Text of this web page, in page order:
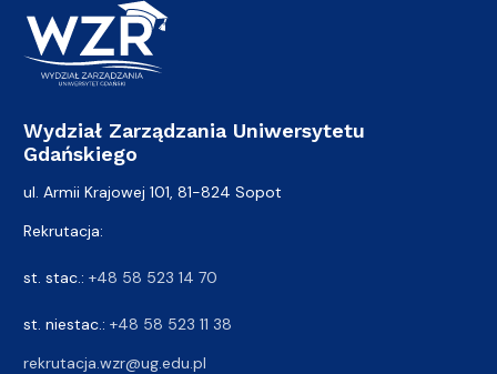
Wydział Zarządzania Uniwersytetu
Gdańskiego
ul. Armii Krajowej 101, 81-824 Sopot
Rekrutacja:
st. stac.: +48 58 523 14 70
st. niestac.: +48 58 523 11 38
rekrutacja.wzr@ug.edu.pl